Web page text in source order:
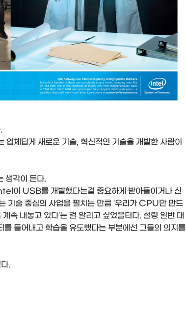
체답게 새로운 기술, 혁신적인 기술을 개발한 사람이
생각이 든다.
이 USB를 개발했다는걸 중요하게 받아들이거나 신
기술 중심의 사업을 펼치는 만큼 '우리가 CPU만 만드
속 내놓고 있다'는 걸 알리고 싶었을터다. 설령 일반 대
들어내고 학습을 유도했다는 부분에선 그들의 의지를
.